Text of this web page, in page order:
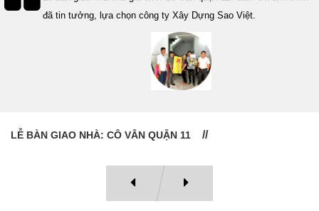
đã tin tưởng, lựa chọn công ty Xây Dựng Sao Việt.
LỄ BÀN GIAO NHÀ: CÔ VÂN QUẬN 11